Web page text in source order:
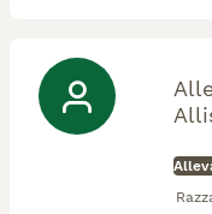
Santambrogio